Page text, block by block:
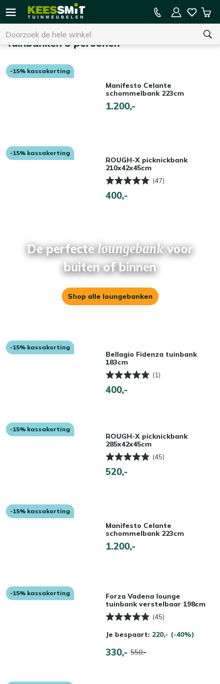
Kees
Tuinmeubelen
U heeft geen product(en) in uw winkelwagen.
15% kassakorting op de hele collectie
Tuinbanken 3 personen
-15% kassakorting
Manifesto Celante
schommelbank 223cm
1.200,-
-15% kassakorting
ROUGH-X picknickbank
210x42x45cm
(47)
400,-
De perfecteloungebankvoor
buiten of binnen
Shop alle loungebanken
-15% kassakorting
Bellagio Fidenza tuinbank
183cm
(1)
400,-
-15% kassakorting
ROUGH-X picknickbank
285x42x45cm
(45)
520,-
-15% kassakorting
Manifesto Celante
schommelbank 223cm
1.200,-
-15% kassakorting
Forza Vadena lounge
tuinbank verstelbaar 198cm
(45)
Je bespaart: 220,- (-40%)
330,- 550,-